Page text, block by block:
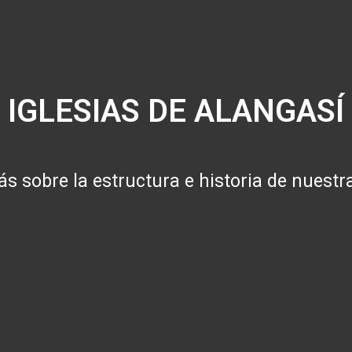
IGLESIAS DE ALANGASÍ
sobre la estructura e historia de